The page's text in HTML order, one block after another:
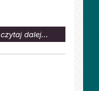
czytaj dalej...
temat:
Oferta